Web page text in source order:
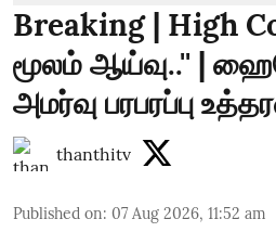
Breaking | High
மூலம் ஆய்வு..'' |
அமர்வு பரபரப்பு
thanthitv
Published on: 07 Aug 2026, 11:52 am